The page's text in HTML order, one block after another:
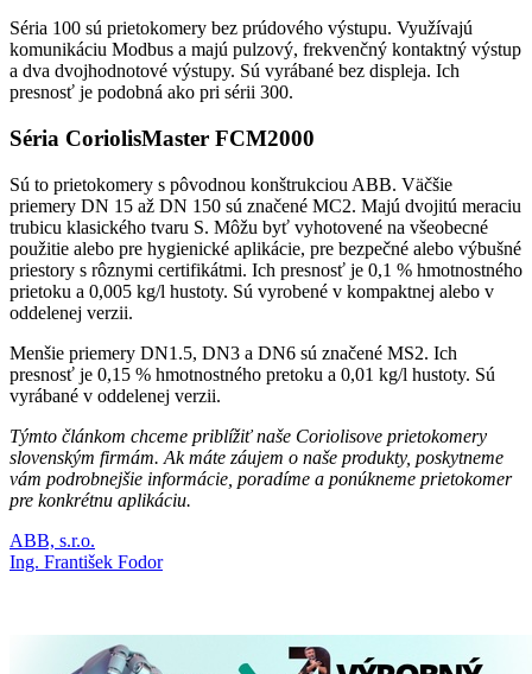
Séria 100 sú prietokomery bez prúdového výstupu. Využívajú
komunikáciu Modbus a majú pulzový, frekvenčný kontaktný výstup
a dva dvojhodnotové výstupy. Sú vyrábané bez displeja. Ich
presnosť je podobná ako pri sérii 300.
Séria CoriolisMaster FCM2000
Sú to prietokomery s pôvodnou konštrukciou ABB. Väčšie
priemery DN 15 až DN 150 sú značené MC2. Majú dvojitú meraciu
trubicu klasického tvaru S. Môžu byť vyhotovené na všeobecné
použitie alebo pre hygienické aplikácie, pre bezpečné alebo výbušné
priestory s rôznymi certifikátmi. Ich presnosť je 0,1 % hmotnostného
prietoku a 0,005 kg/l hustoty. Sú vyrobené v kompaktnej alebo v
oddelenej verzii.
Menšie priemery DN1.5, DN3 a DN6 sú značené MS2. Ich
presnosť je 0,15 % hmotnostného pretoku a 0,01 kg/l hustoty. Sú
vyrábané v oddelenej verzii.
Týmto článkom chceme priblížiť naše Coriolisove prietokomery
slovenským firmám. Ak máte záujem o naše produkty, poskytneme
vám podrobnejšie informácie, poradíme a ponúkneme prietokomer
pre konkrétnu aplikáciu.
ABB, s.r.o.
Ing. František Fodor